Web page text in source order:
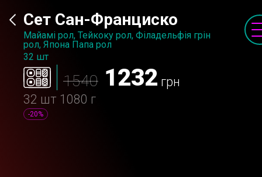
Сет Сан-Франциско
Майамі рол, Тейкоку рол, Філадельфія грін
рол, Япона Папа рол
32 шт
1540 1232 грн
32 шт 1080 г
-20%